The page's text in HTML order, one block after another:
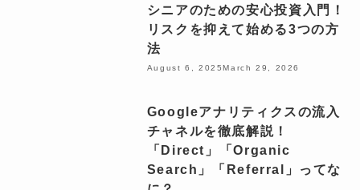
シニアのための安心投資入門！
リスクを抑えて始める3つの方
法
August 6, 2025March 29, 2026
Googleアナリティクスの流入
チャネルを徹底解説！
「Direct」「Organic
Search」「Referral」ってな